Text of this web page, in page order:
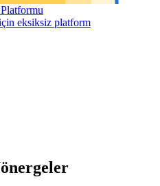
eksiksiz platform